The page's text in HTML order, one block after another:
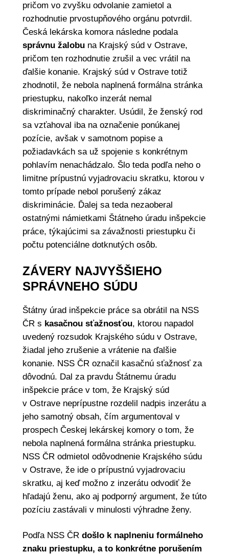
pričom vo zvyšku odvolanie zamietol a
rozhodnutie prvostupňového orgánu potvrdil.
Česká lekárska komora následne podala
správnu žalobuna Krajský súd v Ostrave,
pričom ten rozhodnutie zrušil a vec vrátil na
ďalšie konanie. Krajský súd v Ostrave totiž
zhodnotil, že nebola naplnená formálna stránka
priestupku, nakoľko inzerát nemal
diskriminačný charakter. Usúdil, že ženský rod
sa vzťahoval iba na označenie ponúkanej
pozície, avšak v samotnom popise a
požiadavkách sa už spojenie s konkrétnym
pohlavím nenachádzalo. Šlo teda podľa neho o
limitne prípustnú vyjadrovaciu skratku, ktorou v
tomto prípade nebol porušený zákaz
diskriminácie. Ďalej sa teda nezaoberal
ostatnými námietkami Štátneho úradu inšpekcie
práce, týkajúcimi sa závažnosti priestupku či
počtu potenciálne dotknutých osôb.
ZÁVERY NAJVYŠŠIEHO
SPRÁVNEHO SÚDU
Štátny úrad inšpekcie práce sa obrátil na NSS
ČR s kasačnou sťažnosťou, ktorou napadol
uvedený rozsudok Krajského súdu v Ostrave,
žiadal jeho zrušenie a vrátenie na ďalšie
konanie. NSS ČR označil kasačnú sťažnosť za
dôvodnú. Dal za pravdu Štátnemu úradu
inšpekcie práce v tom, že Krajský súd
v Ostrave neprípustne rozdelil nadpis inzerátu a
jeho samotný obsah, čím argumentoval v
prospech Českej lekárskej komory o tom, že
nebola naplnená formálna stránka priestupku.
NSS ČR odmietol odôvodnenie Krajského súdu
v Ostrave, že ide o prípustnú vyjadrovaciu
skratku, aj keď možno z inzerátu odvodiť že
hľadajú ženu, ako aj podporný argument, že túto
pozíciu zastávali v minulosti výhradne ženy.
Podľa NSS ČR došlo k naplneniu formálneho
znaku priestupku, a to konkrétne porušením